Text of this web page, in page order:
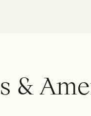
s &Ame